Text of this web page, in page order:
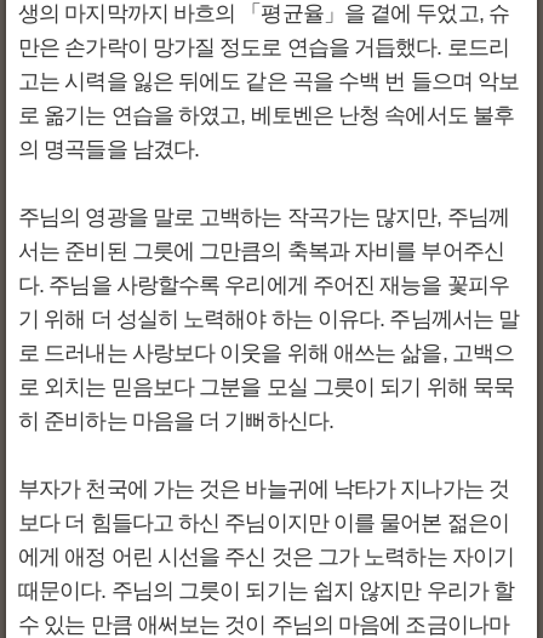
생의 마지막까지 바흐의 「평균율」을 곁에 두었고, 슈
만은 손가락이 망가질 정도로 연습을 거듭했다. 로드리
고는 시력을 잃은 뒤에도 같은 곡을 수백 번 들으며 악보
로 옮기는 연습을 하였고, 베토벤은 난청 속에서도 불후
의 명곡들을 남겼다.
주님의 영광을 말로 고백하는 작곡가는 많지만, 주님께
서는 준비된 그릇에 그만큼의 축복과 자비를 부어주신
다. 주님을 사랑할수록 우리에게 주어진 재능을 꽃피우
기 위해 더 성실히 노력해야 하는 이유다. 주님께서는 말
로 드러내는 사랑보다 이웃을 위해 애쓰는 삶을, 고백으
로 외치는 믿음보다 그분을 모실 그릇이 되기 위해 묵묵
히 준비하는 마음을 더 기뻐하신다.
부자가 천국에 가는 것은 바늘귀에 낙타가 지나가는 것
보다 더 힘들다고 하신 주님이지만 이를 물어본 젊은이
에게 애정 어린 시선을 주신 것은 그가 노력하는 자이기
때문이다. 주님의 그릇이 되기는 쉽지 않지만 우리가 할
수 있는 만큼 애써보는 것이 주님의 마음에 조금이나마